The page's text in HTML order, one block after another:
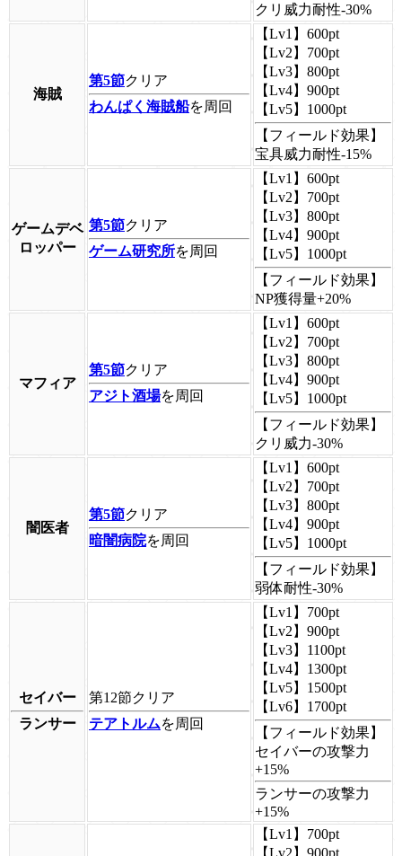
クリ威力耐性-30%
海賊
第5節クリア
わんぱく海賊船を周回
【Lv1】 600pt
【Lv2】 700pt
【Lv3】 800pt
【Lv4】 900pt
【Lv5】 1000pt
【フィールド効果】
宝具威力耐性-15%
ゲームデベ
ロッパー
第5節クリア
ゲーム研究所を周回
【Lv1】 600pt
【Lv2】 700pt
【Lv3】 800pt
【Lv4】 900pt
【Lv5】 1000pt
【フィールド効果】
NP獲得量+20%
マフィア
第5節クリア
アジト酒場を周回
【Lv1】 600pt
【Lv2】 700pt
【Lv3】 800pt
【Lv4】 900pt
【Lv5】 1000pt
【フィールド効果】
クリ威力-30%
闇医者
第5節クリア
暗闇病院を周回
【Lv1】 600pt
【Lv2】 700pt
【Lv3】 800pt
【Lv4】 900pt
【Lv5】 1000pt
【フィールド効果】
弱体耐性-30%
セイバー
ランサー
第12節クリア
テアトルムを周回
【Lv1】 700pt
【Lv2】 900pt
【Lv3】 1100pt
【Lv4】 1300pt
【Lv5】 1500pt
【Lv6】 1700pt
【フィールド効果】
セイバーの攻撃力
+15%
ランサーの攻撃力
+15%
【Lv1】 700pt
【Lv2】 900pt